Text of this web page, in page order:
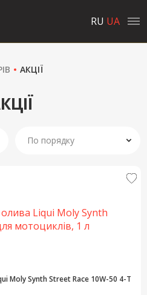
RU UA
АКЦІЇ
По порядку
Moly Synth Street Race 10W-50 4-Т